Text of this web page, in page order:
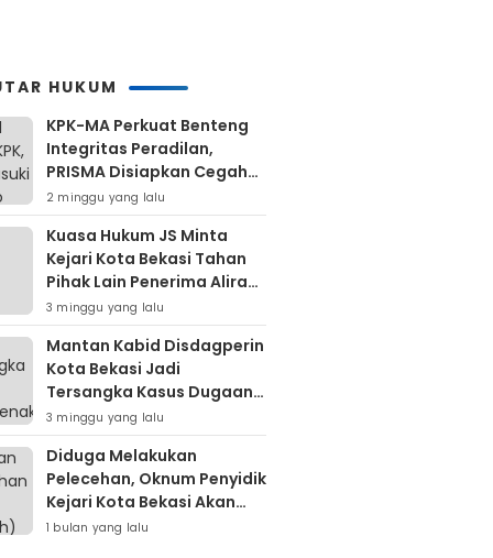
HUKUM
KPK-MA Perkuat Benteng
Integritas Peradilan,
PRISMA Disiapkan Cegah
Korupsi Sejak Hulu
2 minggu yang lalu
Kuasa Hukum JS Minta
Kejari Kota Bekasi Tahan
Pihak Lain Penerima Aliran
Dana Rp80 Juta
3 minggu yang lalu
Mantan Kabid Disdagperin
Kota Bekasi Jadi
Tersangka Kasus Dugaan
Pungli MCK Pasar
Bantargebang
3 minggu yang lalu
Diduga Melakukan
Pelecehan, Oknum Penyidik
Kejari Kota Bekasi Akan
Dilaporkan
1 bulan yang lalu